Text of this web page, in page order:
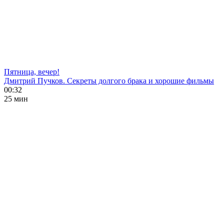
Пятница, вечер!
Дмитрий Пучков. Секреты долгого брака и хорошие фильмы
00:32
25 мин